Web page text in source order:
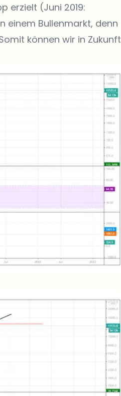
erzielt (Juni 2019:
einem Bullenmarkt, denn
können wir in Zukunft